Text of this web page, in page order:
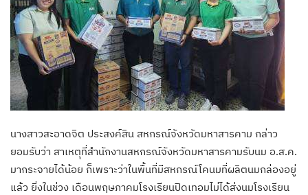
นางสาวสะอาดจิต ประสงค์สิน สหกรณ์จังหวัดมหาสารคาม กล่าว
ยอมรับว่า สาเหตุที่สำนักงานสหกรณ์จังหวัดมหาสารคามรับนม อ.ส.ค.
มากระจายได้น้อย ก็เพราะว่าในพื้นที่มีสหกรณ์โคนมที่ผลิตนมกล่องอยู่
แล้ว ยิ่งในช่วง เดือนพฤษภาคมโรงเรียนปิดเทอมไม่ได้ส่งนมโรงเรียน